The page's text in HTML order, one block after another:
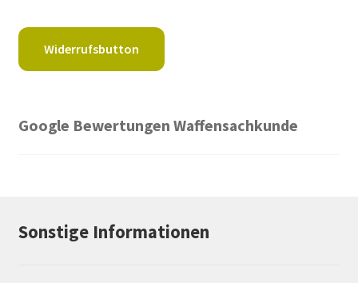
Widerrufsbutton
Google Bewertungen Waffensachkunde
Sonstige Informationen